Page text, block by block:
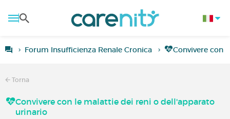
Forum Insufficienza Renale Cronica Convivere con
Torna
Convivere con le malattie dei reni o dell'apparato
urinario